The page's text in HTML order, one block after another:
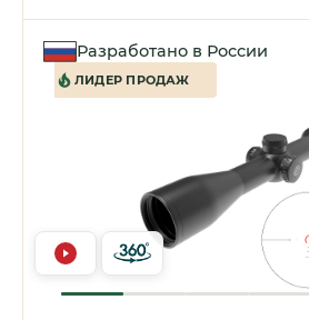
Разработано в России
ЛИДЕР ПРОДАЖ